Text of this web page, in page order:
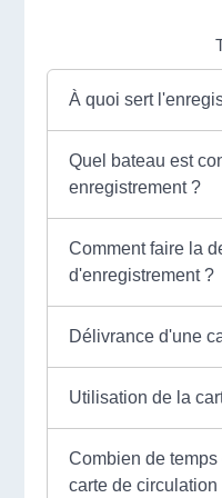
À quoi sert
Quel bateau est
enregistrement ?
Comment faire la
d'enregistrement ?
Délivrance d'une
Utilisation de la
Combien de
carte de circulation